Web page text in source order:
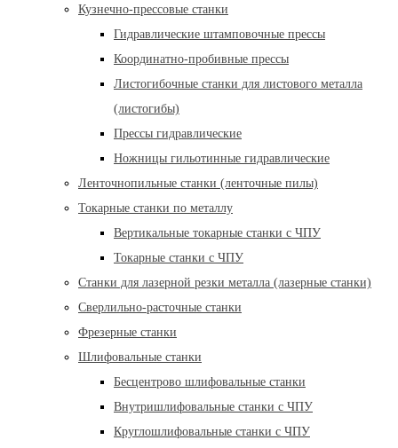
Кузнечно-прессовые станки
Гидравлические штамповочные прессы
Координатно-пробивные прессы
Листогибочные станки для листового металла
(листогибы)
Прессы гидравлические
Ножницы гильотинные гидравлические
Ленточнопильные станки (ленточные пилы)
Токарные станки по металлу
Вертикальные токарные станки с ЧПУ
Токарные станки с ЧПУ
Станки для лазерной резки металла (лазерные станки)
Сверлильно-расточные станки
Фрезерные станки
Шлифовальные станки
Бесцентрово шлифовальные станки
Внутришлифовальные станки с ЧПУ
Круглошлифовальные станки с ЧПУ